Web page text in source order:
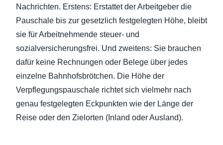
Nachrichten. Erstens: Erstattet der Arbeitgeber die
Pauschale bis zur gesetzlich festgelegten Höhe, bleibt
sie für Arbeitnehmende steuer- und
sozialversicherungsfrei. Und zweitens: Sie brauchen
dafür keine Rechnungen oder Belege über jedes
einzelne Bahnhofsbrötchen. Die Höhe der
Verpflegungspauschale richtet sich vielmehr nach
genau festgelegten Eckpunkten wie der Länge der
Reise oder den Zielorten (Inland oder Ausland).